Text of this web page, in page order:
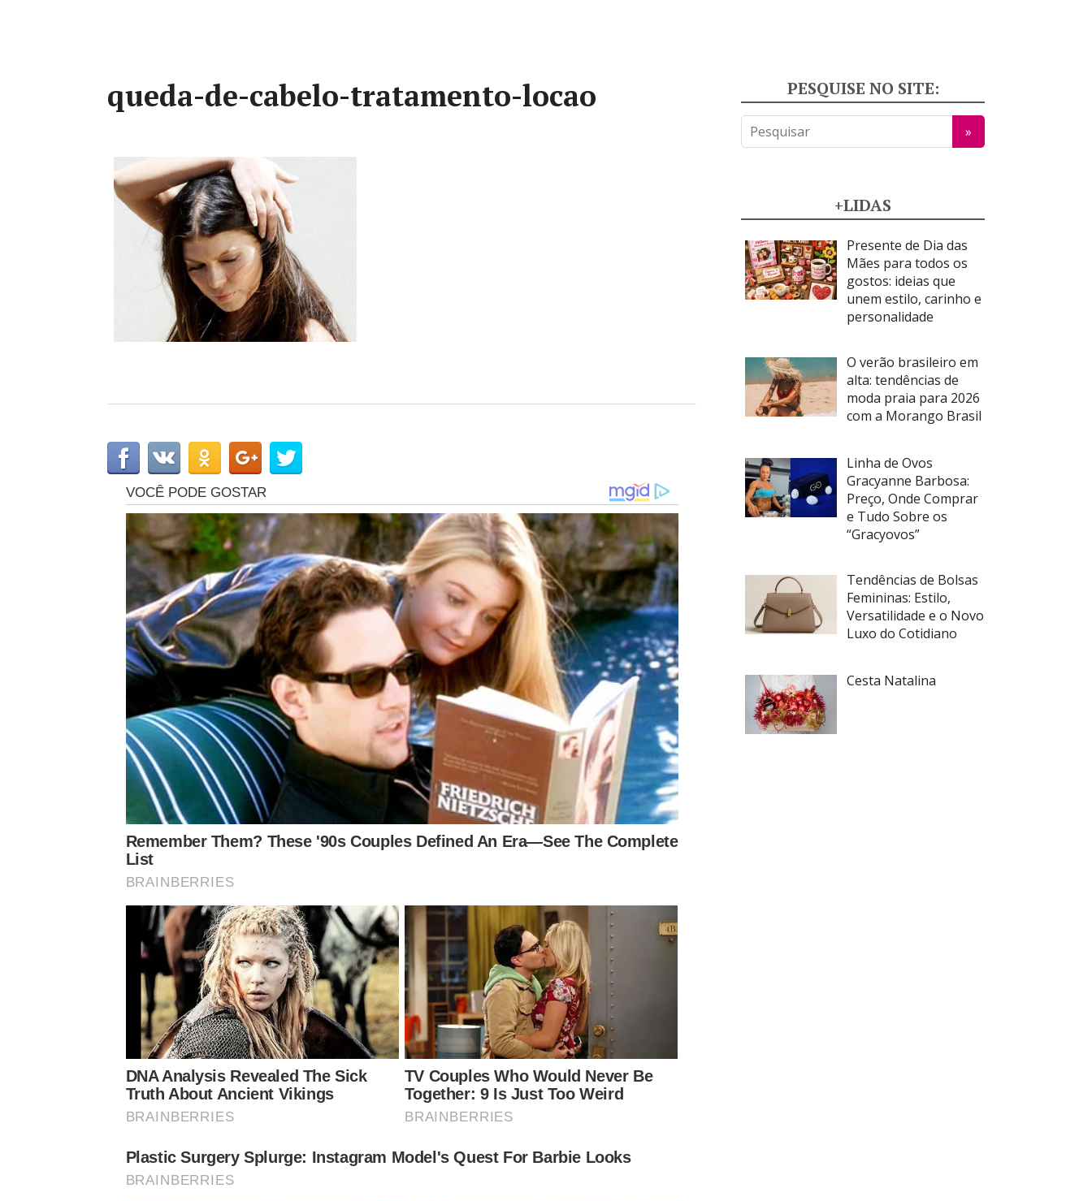
queda-de-cabelo-tratamento-locao PESQUISE NO SITE:
+LIDAS
Presente de Dia das
Mães para todos os
gostos: ideias que
unem estilo, carinho e
personalidade
O verão brasileiro em
alta: tendências de
moda praia para 2026
com a Morango Brasil
Linha de Ovos
Gracyanne Barbosa:
Preço, Onde Comprar
e Tudo Sobre os
“Gracyovos”
Tendências de Bolsas
Femininas: Estilo,
Versatilidade e o Novo
Luxo do Cotidiano
Cesta Natalina